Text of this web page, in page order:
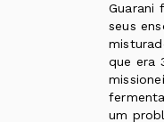
Guarani
seus
que era
um